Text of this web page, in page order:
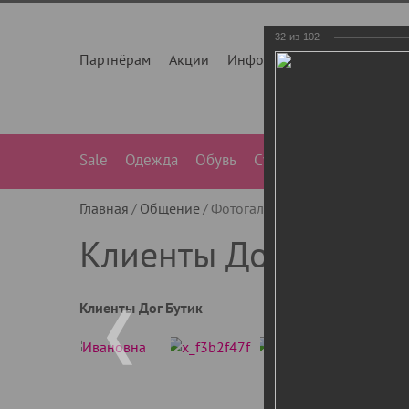
Партнёрам Акции Инфо О нас
Sale Одежда Обувь Сумки
Главная Общение Фотогалерея
Клиенты Дог Бутик
Клиенты Дог Бутик
32 из 102